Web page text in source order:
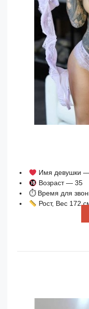
Имя девушки
Возраст — 35
⏱ Время для
Рост, Вес 172